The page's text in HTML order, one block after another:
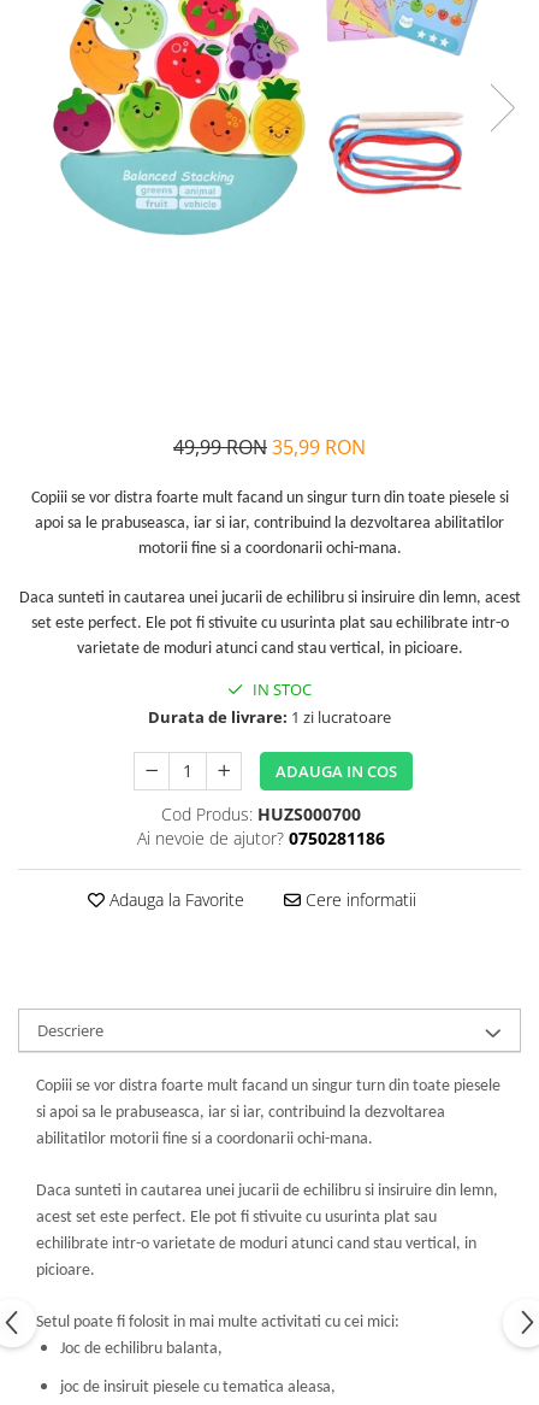
Alfabet si matematica
Jocuri de memorie si inteligenta
Seria Lectia de sanatate
Editura Litera
Editura Galaxia Copiilor
Colectia PIXI
Pisicile Războinice
Colectia Pia Papadia
Colectia Micul Paianjen Firicel
49,99 RON35,99 RON
Copiii se vor distra foarte mult facand un singur turn din toate piesele si
apoi sa le prabuseasca, iar si iar, contribuind la dezvoltarea abilitatilor
motorii fine si a coordonarii ochi-mana.
Daca sunteti in cautarea unei jucarii de echilibru si insiruire din lemn, acest
set este perfect. Ele pot fi stivuite cu usurinta plat sau echilibrate intr-o
varietate de moduri atunci cand stau vertical, in picioare.
IN STOC
Durata de livrare: 1 zi lucratoare
ADAUGA IN COS
Cod Produs: HUZS000700
Ai nevoie de ajutor? 0750281186
Adauga la Favorite Cere informatii
Descriere
Copiii se vor distra foarte mult facand un singur turn din toate piesele
si apoi sa le prabuseasca, iar si iar, contribuind la dezvoltarea
abilitatilor motorii fine si a coordonarii ochi-mana.
Daca sunteti in cautarea unei jucarii de echilibru si insiruire din lemn,
acest set este perfect. Ele pot fi stivuite cu usurinta plat sau
echilibrate intr-o varietate de moduri atunci cand stau vertical, in
picioare.
Setul poate fi folosit in mai multe activitati cu cei mici:
Joc de echilibru balanta,
joc de insiruit piesele cu tematica aleasa,